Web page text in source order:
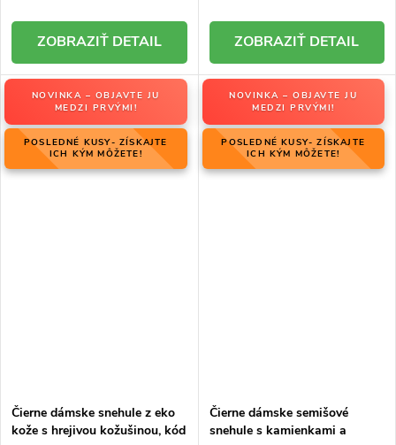
DETAIL DETAIL
NOVINKA – OBJAVTE JU
MEDZI PRVÝMI!
POSLEDNÉ KUSY- ZÍSKAJTE
ICH KÝM MÔŽETE!
Čierne dámske snehule z eko
kože s hrejivou kožušinou, kód
NOVINKA – OBJAVTE JU
MEDZI PRVÝMI!
POSLEDNÉ KUSY- ZÍSKAJTE
ICH KÝM MÔŽETE!
Čierne dámske semišové
snehule s kamienkami a